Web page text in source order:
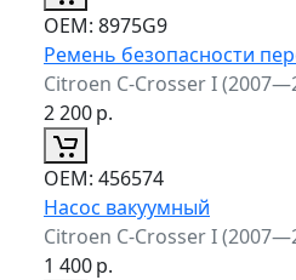
ОЕМ: 8975G9
Ремень безопасности
Citroen C-Crosser I
2 200р.
ОЕМ: 456574
Насос вакуумный
Citroen C-Crosser I
1 400р.